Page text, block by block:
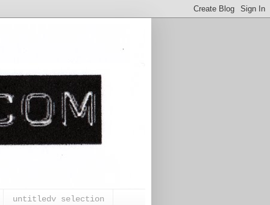
untitledv selection